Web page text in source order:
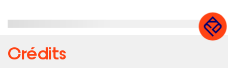
Crédits